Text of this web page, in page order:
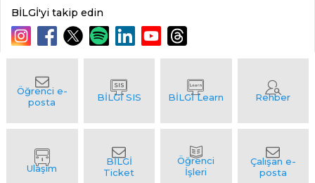
BİLGİ'yi takip edin